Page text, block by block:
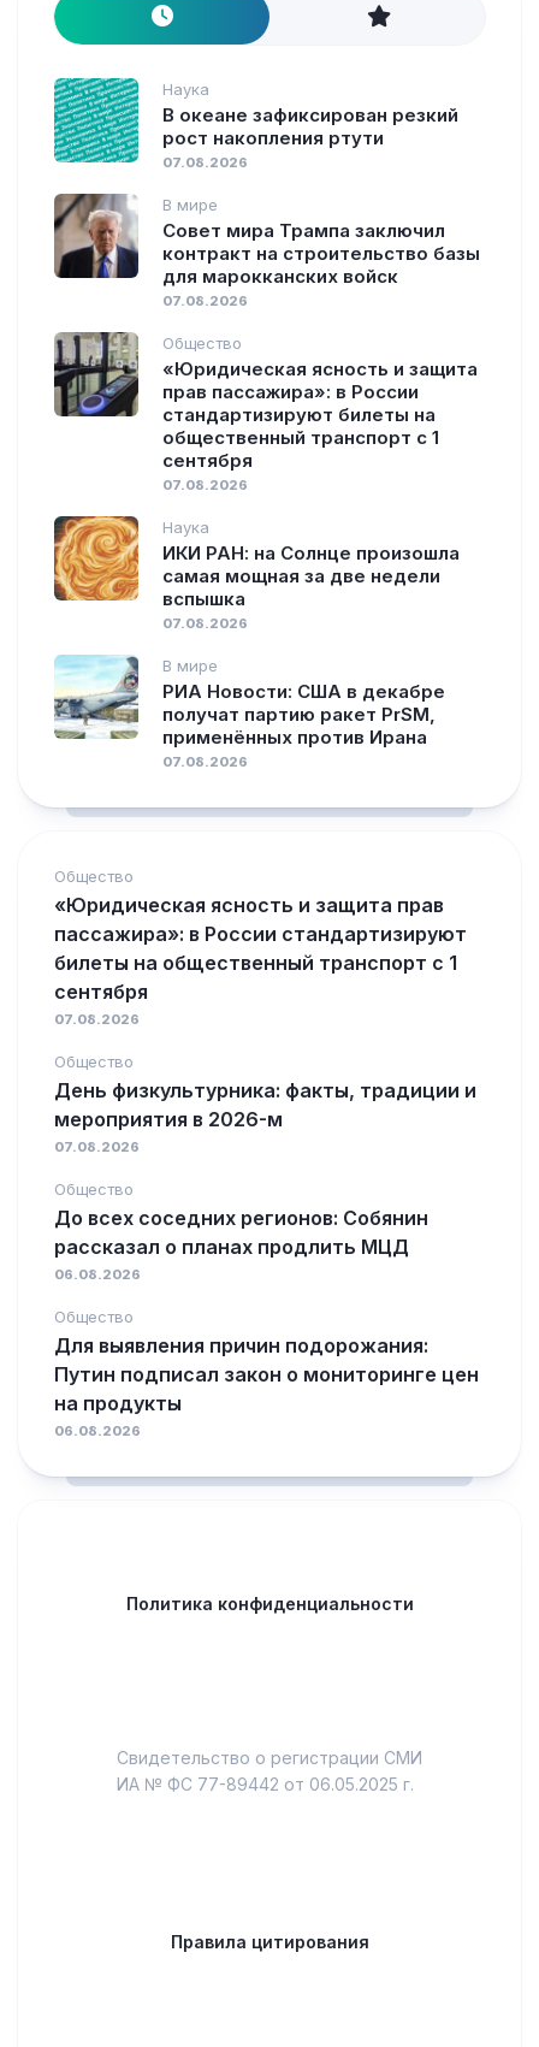
Наука
В океане зафиксирован резкий
рост накопления ртути
07.08.2026
В мире
Совет мира Трампа заключил
контракт на строительство базы
для марокканских войск
07.08.2026
Общество
«Юридическая ясность и защита
прав пассажира»: в России
стандартизируют билеты на
общественный транспорт с 1
сентября
07.08.2026
Наука
ИКИ РАН: на Солнце произошла
самая мощная за две недели
вспышка
07.08.2026
В мире
РИА Новости: США в декабре
получат партию ракет PrSM,
применённых против Ирана
07.08.2026
Общество
«Юридическая ясность и защита прав
пассажира»: в России стандартизируют
билеты на общественный транспорт с 1
сентября
07.08.2026
Общество
День физкультурника: факты, традиции и
мероприятия в 2026-м
07.08.2026
Общество
До всех соседних регионов: Собянин
рассказал о планах продлить МЦД
06.08.2026
Общество
Для выявления причин подорожания:
Путин подписал закон о мониторинге цен
на продукты
06.08.2026
Политика конфиденциальности
Свидетельство о регистрации СМИ
ИА № ФС 77-89442 от 06.05.2025 г.
Правила цитирования